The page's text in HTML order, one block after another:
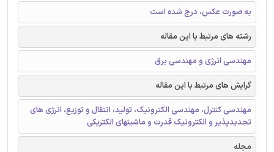
به صورت عکس، درج شده است
رشته های مرتبط با این مقاله
مهندسی انرژی و مهندسی برق
گرایش های مرتبط با این مقاله
مهندسی کنترل، مهندسی الکترونیک، تولید، انتقال و توزیع، انرژی های
تجدیدپذیر و الکترونیک قدرت و ماشینهای الکتریکی
مجله